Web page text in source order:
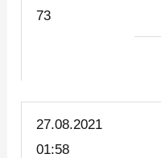
73
27.08.2021
01:58